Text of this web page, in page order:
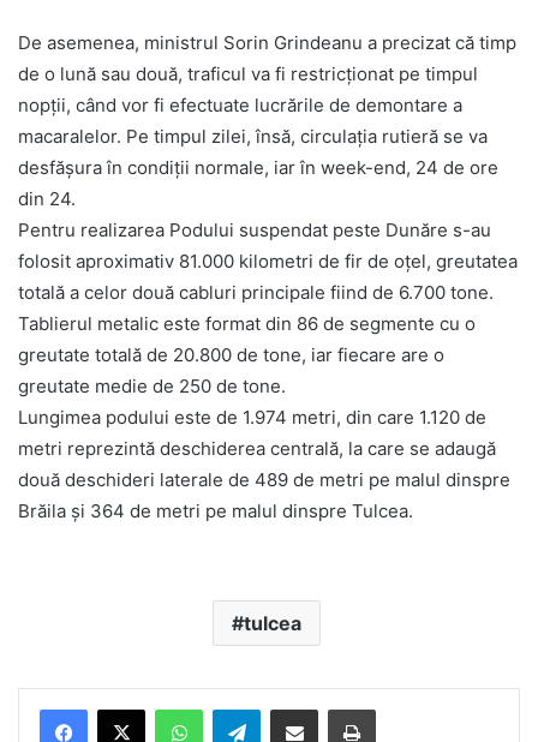
De asemenea, ministrul Sorin Grindeanu a precizat că timp
de o lună sau două, traficul va fi restricționat pe timpul
nopții, când vor fi efectuate lucrările de demontare a
macaralelor. Pe timpul zilei, însă, circulația rutieră se va
desfășura în condiții normale, iar în week-end, 24 de ore
din 24.
Pentru realizarea Podului suspendat peste Dunăre s-au
folosit aproximativ 81.000 kilometri de fir de oţel, greutatea
totală a celor două cabluri principale fiind de 6.700 tone.
Tablierul metalic este format din 86 de segmente cu o
greutate totală de 20.800 de tone, iar fiecare are o
greutate medie de 250 de tone.
Lungimea podului este de 1.974 metri, din care 1.120 de
metri reprezintă deschiderea centrală, la care se adaugă
două deschideri laterale de 489 de metri pe malul dinspre
Brăila şi 364 de metri pe malul dinspre Tulcea.
tulcea
Telegram